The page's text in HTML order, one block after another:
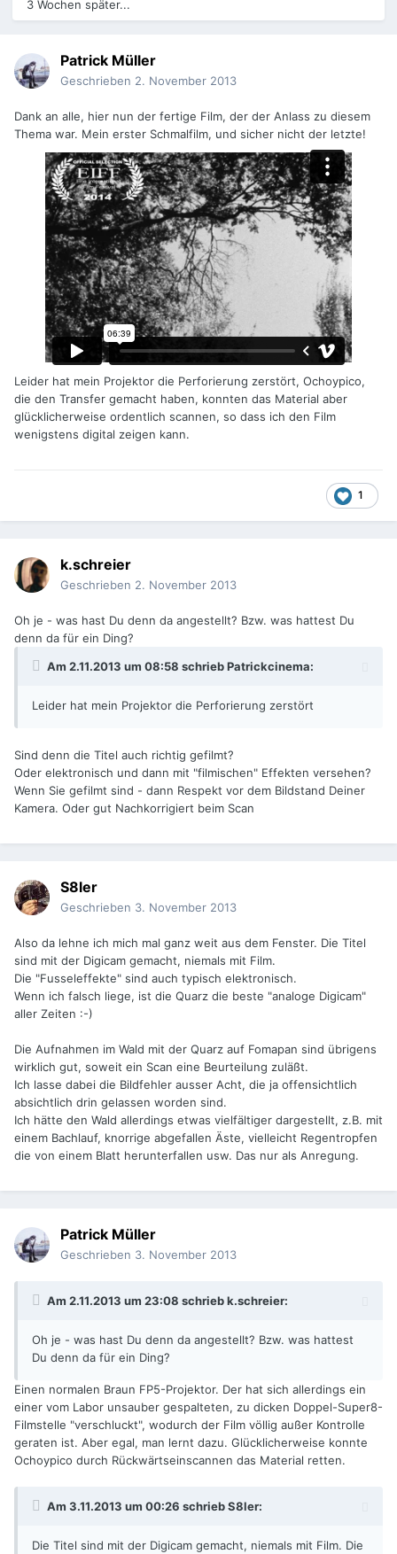
3 Wochen später...
Patrick Müller
Geschrieben 2. November 2013
Dank an alle, hier nun der fertige Film, der der Anlass zu diesem
Thema war. Mein erster Schmalfilm, und sicher nicht der letzte!
Leider hat mein Projektor die Perforierung zerstört, Ochoypico,
die den Transfer gemacht haben, konnten das Material aber
glücklicherweise ordentlich scannen, so dass ich den Film
wenigstens digital zeigen kann.
1
k.schreier
Geschrieben 2. November 2013
Oh je - was hast Du denn da angestellt? Bzw. was hattest Du
denn da für ein Ding?
Am 2.11.2013 um 08:58 schrieb Patrickcinema:
Leider hat mein Projektor die Perforierung zerstört
Sind denn die Titel auch richtig gefilmt?
Oder elektronisch und dann mit "filmischen" Effekten versehen?
Wenn Sie gefilmt sind - dann Respekt vor dem Bildstand Deiner
Kamera. Oder gut Nachkorrigiert beim Scan
S8ler
Geschrieben 3. November 2013
Also da lehne ich mich mal ganz weit aus dem Fenster. Die Titel
sind mit der Digicam gemacht, niemals mit Film.
Die "Fusseleffekte" sind auch typisch elektronisch.
Wenn ich falsch liege, ist die Quarz die beste "analoge Digicam"
aller Zeiten :-)
Die Aufnahmen im Wald mit der Quarz auf Fomapan sind übrigens
wirklich gut, soweit ein Scan eine Beurteilung zuläßt.
Ich lasse dabei die Bildfehler ausser Acht, die ja offensichtlich
absichtlich drin gelassen worden sind.
Ich hätte den Wald allerdings etwas vielfältiger dargestellt, z.B. mit
einem Bachlauf, knorrige abgefallen Äste, vielleicht Regentropfen
die von einem Blatt herunterfallen usw. Das nur als Anregung.
Patrick Müller
Geschrieben 3. November 2013
Am 2.11.2013 um 23:08 schrieb k.schreier:
Oh je - was hast Du denn da angestellt? Bzw. was hattest
Du denn da für ein Ding?
Einen normalen Braun FP5-Projektor. Der hat sich allerdings ein
einer vom Labor unsauber gespalteten, zu dicken Doppel-Super8-
Filmstelle "verschluckt", wodurch der Film völlig außer Kontrolle
geraten ist. Aber egal, man lernt dazu. Glücklicherweise konnte
Ochoypico durch Rückwärtseinscannen das Material retten.
Am 3.11.2013 um 00:26 schrieb S8ler:
Die Titel sind mit der Digicam gemacht, niemals mit Film. Die